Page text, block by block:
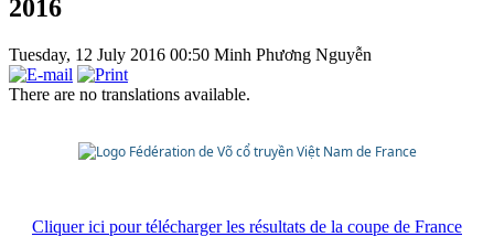
2016
Tuesday, 12 July 2016 00:50 Minh Phương Nguyễn
There are no translations available.
Cliquer ici pour télécharger les résultats de la coupe de France